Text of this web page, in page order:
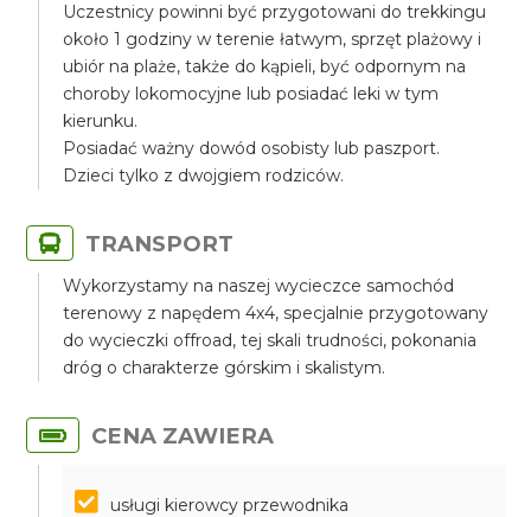
Uczestnicy powinni być przygotowani do trekkingu
około 1 godziny w terenie łatwym, sprzęt plażowy i
ubiór na plaże, także do kąpieli, być odpornym na
choroby lokomocyjne lub posiadać leki w tym
kierunku.
Posiadać ważny dowód osobisty lub paszport.
Dzieci tylko z dwojgiem rodziców.
TRANSPORT
Wykorzystamy na naszej wycieczce samochód
terenowy z napędem 4x4, specjalnie przygotowany
do wycieczki offroad, tej skali trudności, pokonania
dróg o charakterze górskim i skalistym.
CENA ZAWIERA
usługi kierowcy przewodnika